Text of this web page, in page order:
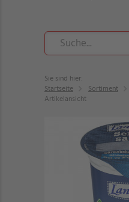
Sie sind hier:
Startseite
Sortiment
Artikelansicht